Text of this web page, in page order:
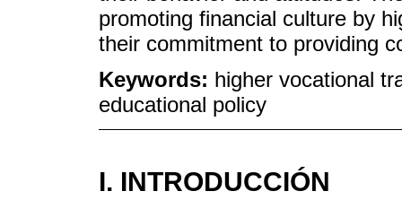
promoting financial culture by
their commitment to providing
Keywords: higher vocational
educational policy
I. INTRODUCCIÓN